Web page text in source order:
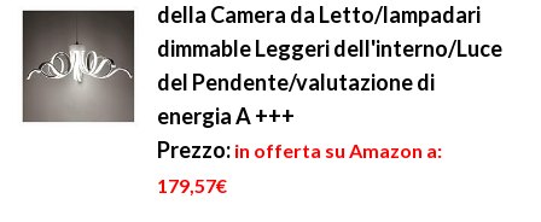
della Camera da Letto/lampadari
dimmable Leggeri dell'interno/Luce
del Pendente/valutazione di
energia A +++
Prezzo: in offerta su Amazon a:
179,57€